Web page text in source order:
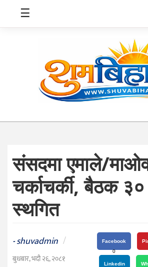
स्वास्थ्य
शिक्षा
संघीय
प्रविधि
जीवनशैली
दर्शन
/
संस्कृति
☰
संसदमा एमाले/
चर्काचर्की, बैठक
स्थगित
-shuvadmin /
बुधबार, भदौ २६, २०८१
Facebook
0
Linkedin